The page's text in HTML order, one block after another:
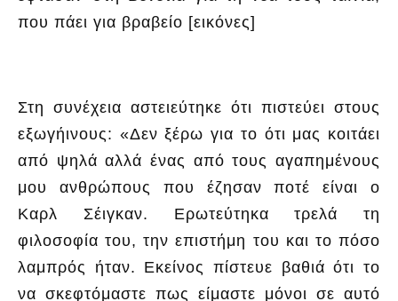
Στη συνέχεια αστειεύτηκε ότι πιστεύει στους
εξωγήινους: «Δεν ξέρω για το ότι μας κοιτάει
από ψηλά αλλά ένας από τους αγαπημένους
μου ανθρώπους που έζησαν ποτέ είναι ο
Καρλ Σέιγκαν. Ερωτεύτηκα τρελά τη
φιλοσοφία του, την επιστήμη του και το πόσο
λαμπρός ήταν. Εκείνος πίστευε βαθιά ότι το
να σκεφτόμαστε πως είμαστε μόνοι σε αυτό